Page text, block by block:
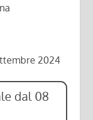
2024
dal 08